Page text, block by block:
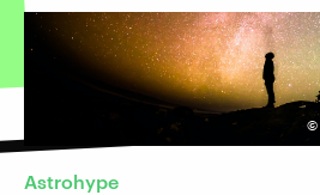
©
Astrohype